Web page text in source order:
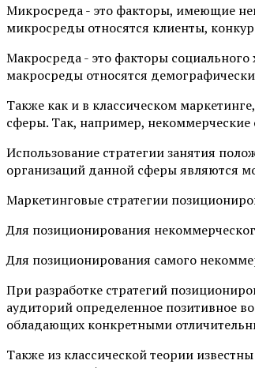
Микросреда - это факторы, имеющие
микросреды относятся клиенты,
Макросреда - это факторы
макросреды относятся
Также как и в классическом
сферы. Так, например, некоммерческие
Использование стратегии занятия
организаций данной сферы являются
Маркетинговые стратегии
Для позиционирования
Для позиционирования самого
При разработке стратегий
аудиторий определенное позитивное
обладающих конкретными
Также из классической теории